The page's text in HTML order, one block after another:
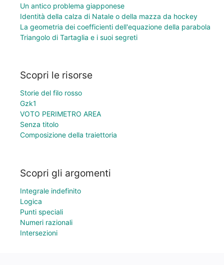
Un antico problema giapponese
Identità della calza di Natale o della mazza da hockey
La geometria dei coefficienti dell'equazione della parabola
Triangolo di Tartaglia e i suoi segreti
Scopri le risorse
Storie del filo rosso
Gzk1
VOTO PERIMETRO AREA
Senza titolo
Composizione della traiettoria
Scopri gli argomenti
Integrale indefinito
Logica
Punti speciali
Numeri razionali
Intersezioni